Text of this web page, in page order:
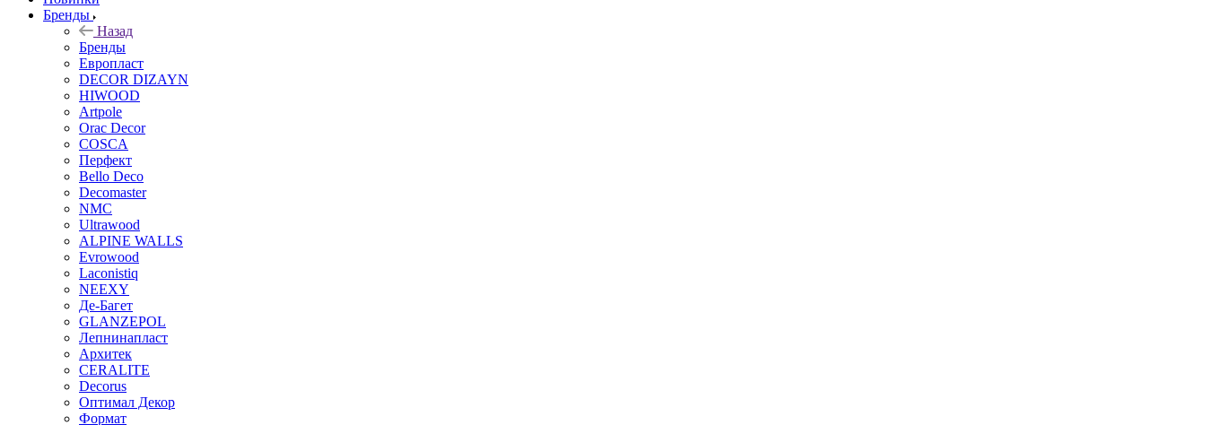
Бренды
Назад
Бренды
Европласт
DECOR DIZAYN
HIWOOD
Artpole
Orac Decor
COSCA
Перфект
Bello Deco
Decomaster
NMС
Ultrawood
ALPINE WALLS
Evrowood
Laconistiq
NEEXY
Де-Багет
GLANZEPOL
Лепнинапласт
Архитек
CERALITE
Decorus
Оптимал Декор
Формат